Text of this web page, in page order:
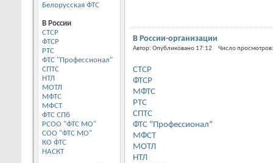
Белорусская ФТС
В России
CТСР
ФТСР
РТС
ФТС "Профессионал"
СПТС
НТЛ
МОТЛ
МФТС
МФСТ
ФТС СПб
РСОО "ФТС МО"
СОО "ФТС МО"
КО ФТС
НАСКТ
В России-организации
Автор: Опубликовано 17:12 Число
СТСР
ФТСР
МФТС
РТС
СПТС
ФТС "Профессионал"
МФСТ
МОТЛ
НТЛ